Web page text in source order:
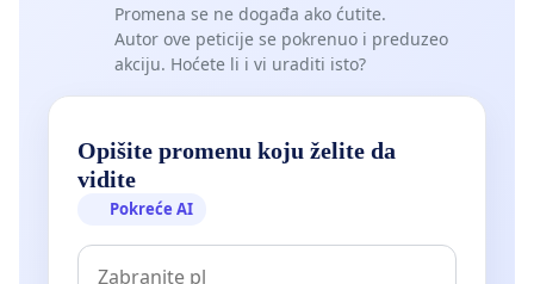
Promena se ne događa ako ćutite.
Autor ove peticije se pokrenuo i preduzeo
akciju. Hoćete li i vi uraditi isto?
Opišite promenu koju želite da
vidite
Pokreće AI